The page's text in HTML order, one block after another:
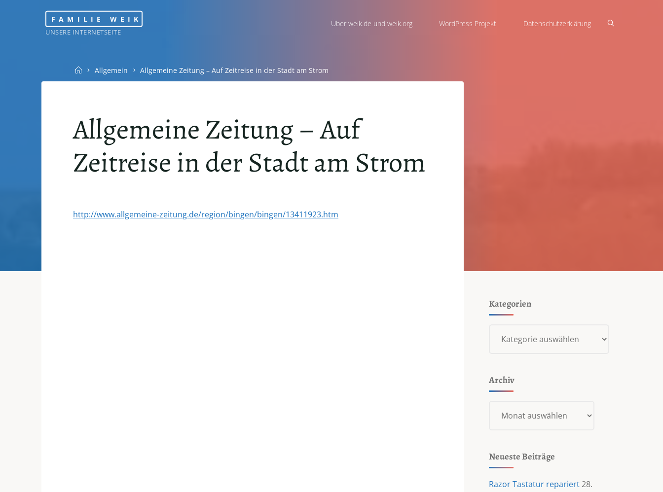
FAMILIE WEIK
UNSERE INTERNETSEITE
Über weik.de und weik.org WordPress Projekt Datenschutzerklärung
HomeAllgemein Allgemeine Zeitung – Auf Zeitreise in der Stadt am Strom
Allgemeine Zeitung – Auf
Zeitreise in der Stadt am Strom
http://www.allgemeine-zeitung.de/region/bingen/bingen/13411923.htm
Kategorien
Archiv
Neueste Beiträge
Razor Tastatur repariert28.